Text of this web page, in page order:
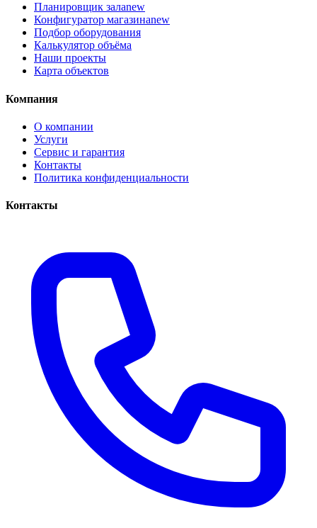
Планировщик залаnew
Конфигуратор магазинаnew
Подбор оборудования
Калькулятор объёма
Наши проекты
Карта объектов
Компания
О компании
Услуги
Сервис и гарантия
Контакты
Политика конфиденциальности
Контакты